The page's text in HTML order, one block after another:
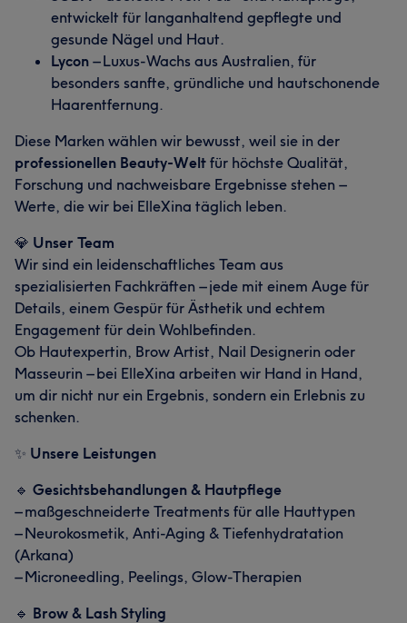
entwickelt für langanhaltend gepflegte und
gesunde Nägel und Haut.
Lycon – Luxus‑Wachs aus Australien, für
besonders sanfte, gründliche und hautschonende
Haarentfernung.
Diese Marken wählen wir bewusst, weil sie in der
professionellen Beauty‑Welt für höchste Qualität,
Forschung und nachweisbare Ergebnisse stehen –
Werte, die wir bei ElleXina täglich leben.
💎 Unser Team
Wir sind ein leidenschaftliches Team aus
spezialisierten Fachkräften – jede mit einem Auge für
Details, einem Gespür für Ästhetik und echtem
Engagement für dein Wohlbefinden.
Ob Hautexpertin, Brow Artist, Nail Designerin oder
Masseurin – bei ElleXina arbeiten wir Hand in Hand,
um dir nicht nur ein Ergebnis, sondern ein Erlebnis zu
schenken.
✨ Unsere Leistungen
🔹 Gesichtsbehandlungen & Hautpflege
– maßgeschneiderte Treatments für alle Hauttypen
– Neurokosmetik, Anti-Aging & Tiefenhydratation
(Arkana)
– Microneedling, Peelings, Glow-Therapien
🔹 Brow & Lash Styling